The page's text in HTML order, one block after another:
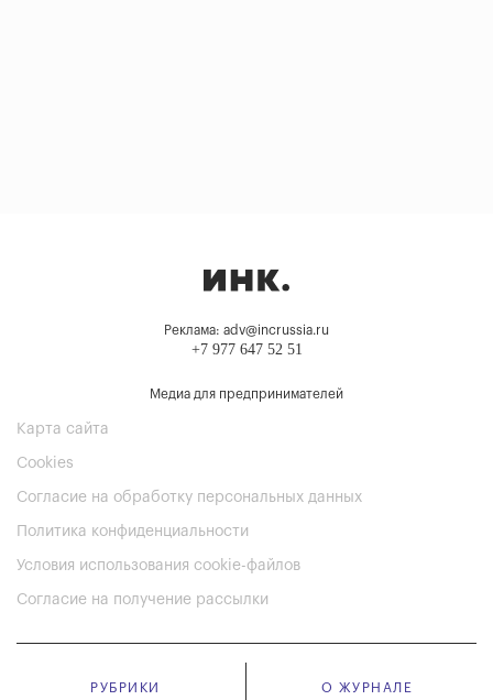
Реклама: adv@incrussia.ru
+7 977 647 52 51
Медиа для предпринимателей
Карта сайта
Cookies
Согласие на обработку персональных данных
Политика конфиденциальности
Условия использования cookie-файлов
Согласие на получение рассылки
РУБРИКИ О ЖУРНАЛЕ